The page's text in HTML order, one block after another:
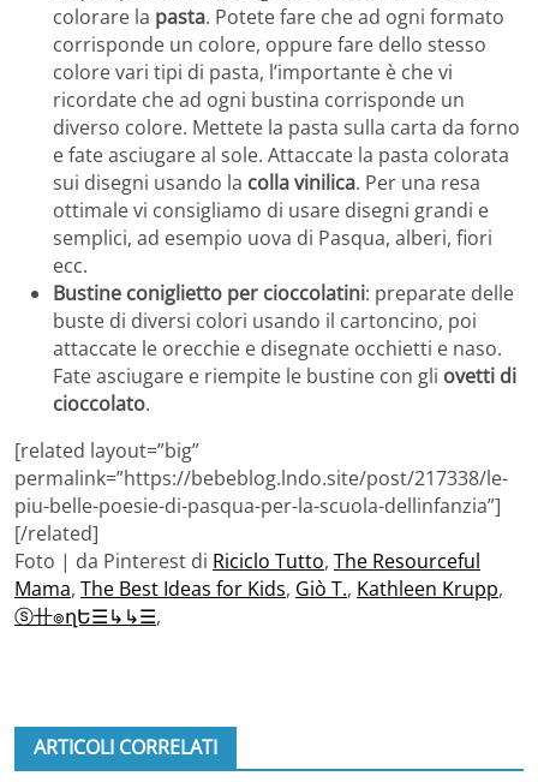
colorare la pasta. Potete fare che ad ogni formato
corrisponde un colore, oppure fare dello stesso
colore vari tipi di pasta, l’importante è che vi
ricordate che ad ogni bustina corrisponde un
diverso colore. Mettete la pasta sulla carta da forno
e fate asciugare al sole. Attaccate la pasta colorata
sui disegni usando la colla vinilica. Per una resa
ottimale vi consigliamo di usare disegni grandi e
semplici, ad esempio uova di Pasqua, alberi, fiori
ecc.
Bustine coniglietto per cioccolatini: preparate delle
buste di diversi colori usando il cartoncino, poi
attaccate le orecchie e disegnate occhietti e naso.
Fate asciugare e riempite le bustine con gli ovetti di
cioccolato.
[related layout=”big”
permalink=”https://bebeblog.lndo.site/post/217338/le-
piu-belle-poesie-di-pasqua-per-la-scuola-dellinfanzia”]
[/related]
Foto | da Pinterest di Riciclo Tutto, The Resourceful
Mama, The Best Ideas for Kids, Giò T., Kathleen Krupp,
ⓢ卄๏ղԵ☰↳↳☰,
ARTICOLI CORRELATI